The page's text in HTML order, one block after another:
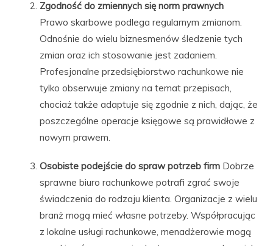
Zgodność do zmiennych się norm prawnych
Prawo skarbowe podlega regularnym zmianom.
Odnośnie do wielu biznesmenów śledzenie tych
zmian oraz ich stosowanie jest zadaniem.
Profesjonalne przedsiębiorstwo rachunkowe nie
tylko obserwuje zmiany na temat przepisach,
chociaż także adaptuje się zgodnie z nich, dając, że
poszczególne operacje księgowe są prawidłowe z
nowym prawem.
Osobiste podejście do spraw potrzeb firm Dobrze
sprawne biuro rachunkowe potrafi zgrać swoje
świadczenia do rodzaju klienta. Organizacje z wielu
branż mogą mieć własne potrzeby. Współpracując
z lokalne usługi rachunkowe, menadżerowie mogą